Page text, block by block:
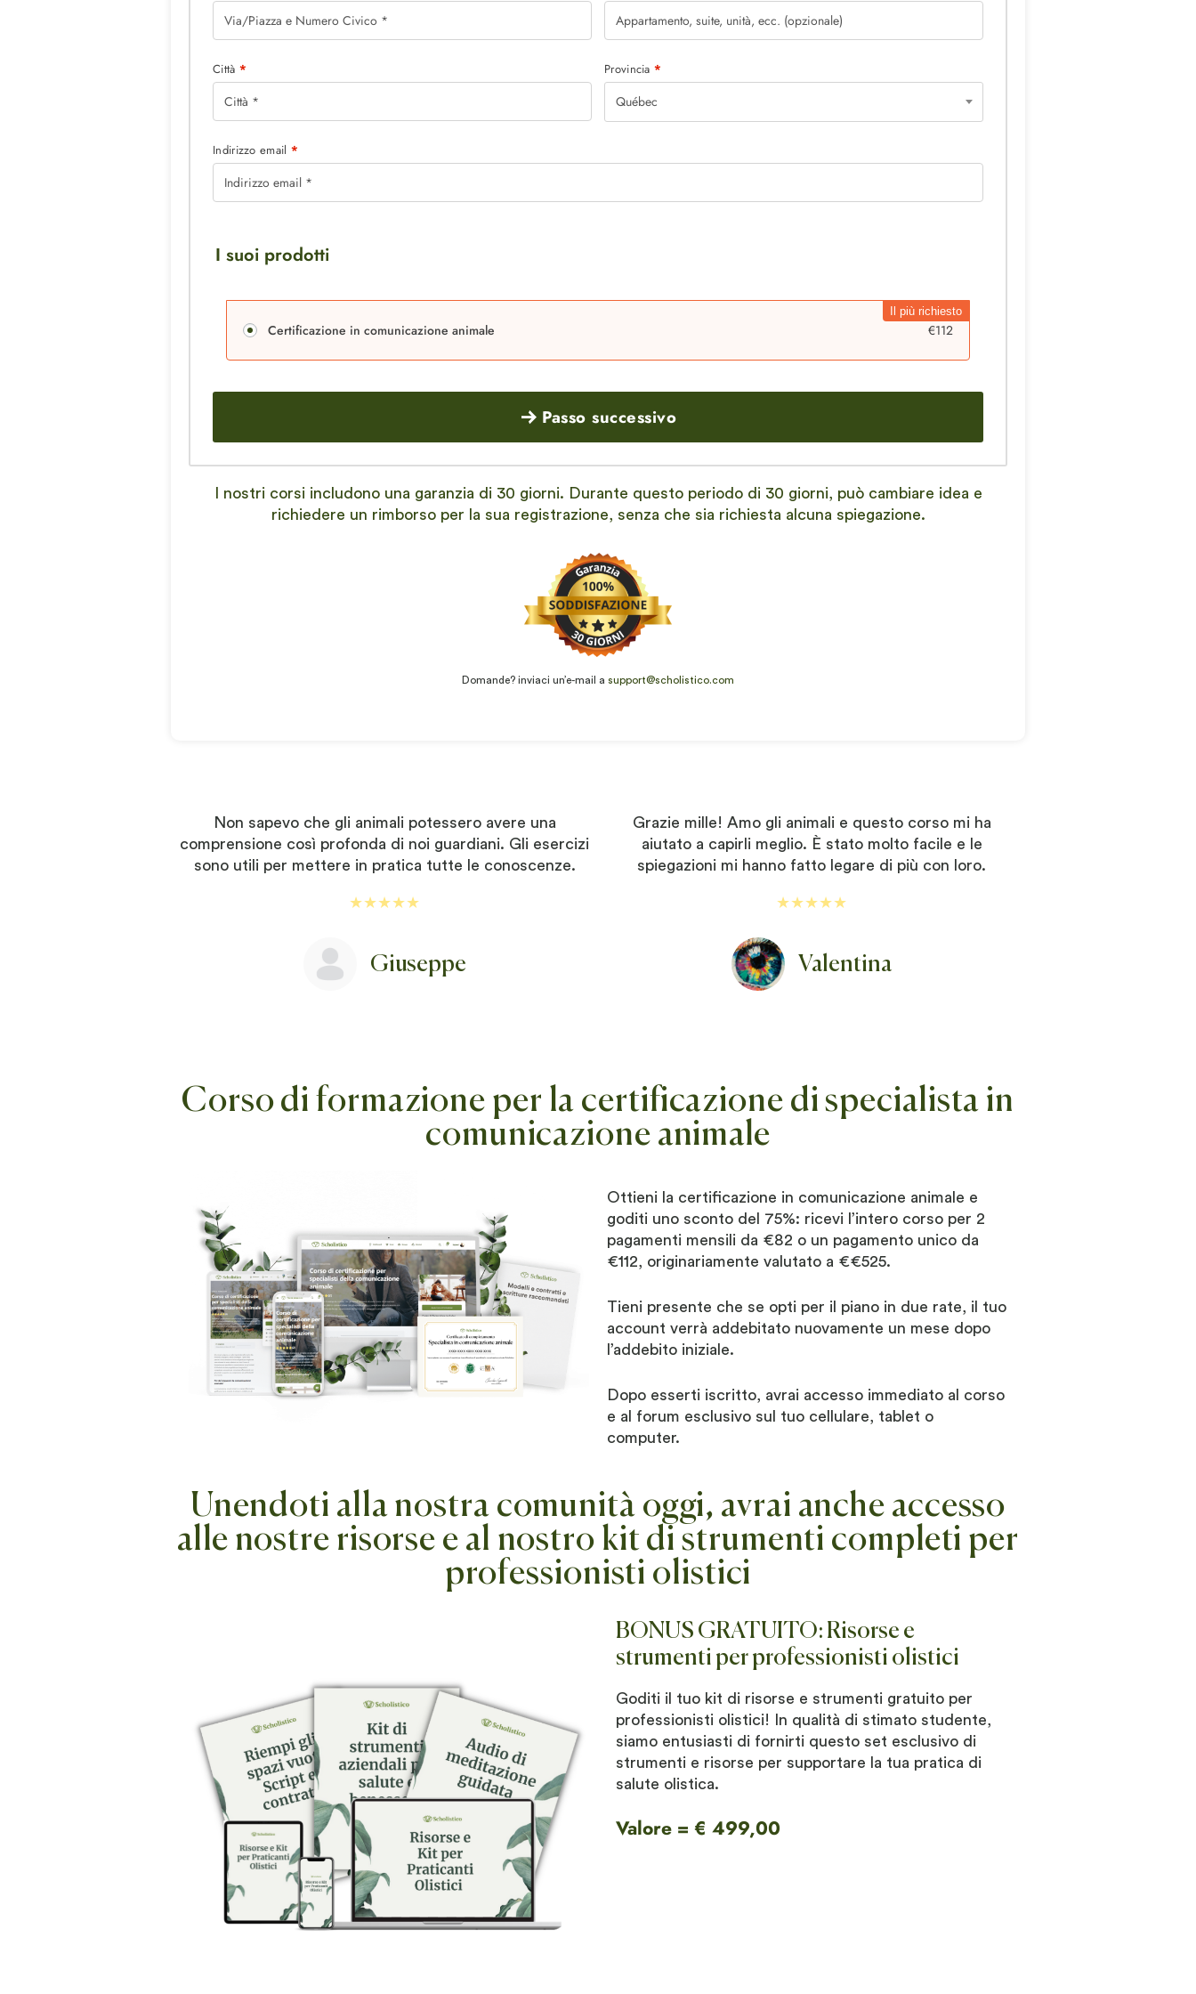
Città * Provincia *
Québec
Indirizzo email *
I suoi prodotti
Il più richiesto
Certificazione in comunicazione animale €112
Passo successivo
I nostri corsi includono una garanzia di 30 giorni. Durante questo periodo di 30 giorni, può cambiare idea e
richiedere un rimborso per la sua registrazione, senza che sia richiesta alcuna spiegazione.
Domande? inviaci un’e-mail a support@scholistico.com
Non sapevo che gli animali potessero avere una
comprensione così profonda di noi guardiani. Gli esercizi
sono utili per mettere in pratica tutte le conoscenze.
★★★★★
Giuseppe
Grazie mille! Amo gli animali e questo corso mi ha
aiutato a capirli meglio. È stato molto facile e le
spiegazioni mi hanno fatto legare di più con loro.
★★★★★
Valentina
Corso di formazione per la certificazione di specialista in
comunicazione animale
Ottieni la certificazione in comunicazione animale e
goditi uno sconto del 75%: ricevi l’intero corso per 2
pagamenti mensili da €82 o un pagamento unico da
€112, originariamente valutato a €€525.
Tieni presente che se opti per il piano in due rate, il tuo
account verrà addebitato nuovamente un mese dopo
l’addebito iniziale.
Dopo esserti iscritto, avrai accesso immediato al corso
e al forum esclusivo sul tuo cellulare, tablet o
computer.
Unendoti alla nostra comunità oggi, avrai anche accesso
alle nostre risorse e al nostro kit di strumenti completi per
professionisti olistici
BONUS GRATUITO: Risorse e
strumenti per professionisti olistici
Goditi il ​​tuo kit di risorse e strumenti gratuito per
professionisti olistici! In qualità di stimato studente,
siamo entusiasti di fornirti questo set esclusivo di
strumenti e risorse per supportare la tua pratica di
salute olistica.
Valore = € 499,00